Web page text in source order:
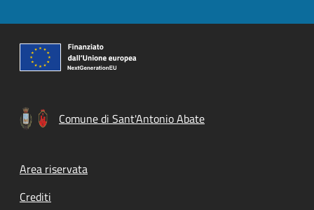
Comune di Sant'Antonio Abate
Footer menu
Area riservata
Crediti